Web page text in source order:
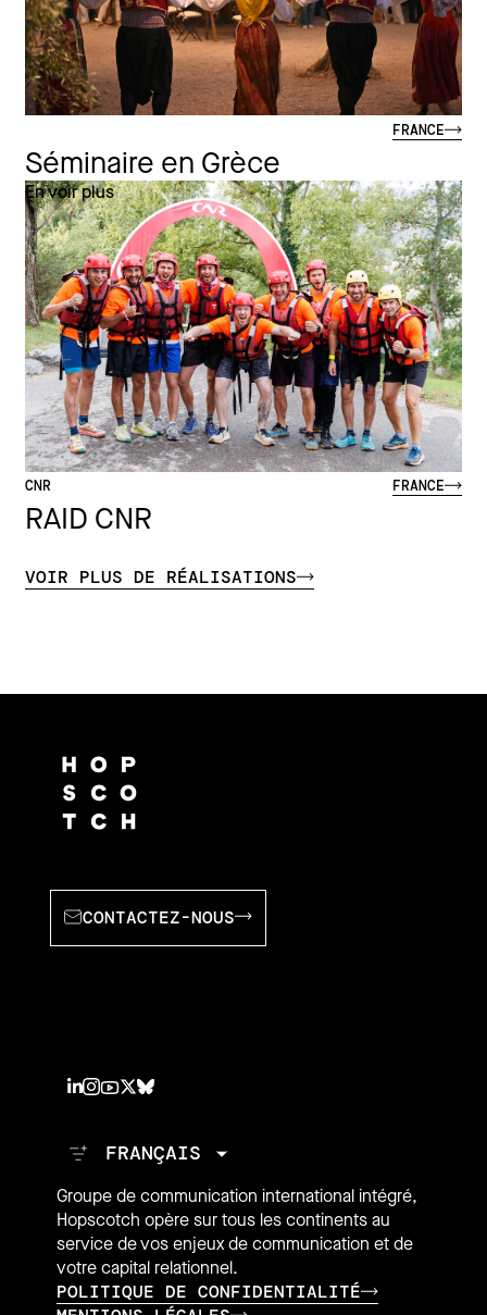
FRANCE
Séminaire en Grèce
En voir plus
CNR FRANCE
RAID CNR
VOIR PLUS DE RÉALISATIONS
CONTACTEZ-NOUS
Groupe de communication international intégré,
Hopscotch opère sur tous les continents au
service de vos enjeux de communication et de
votre capital relationnel.
POLITIQUE DE CONFIDENTIALITÉ